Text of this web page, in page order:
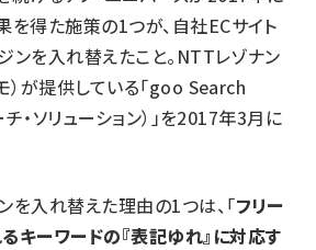
を得た施策の1つが、自社ECサイト
ンを入れ替えたこと。NTTレゾナン
）が提供している「goo Search
・ソリューション）」を2017年3月に
を入れ替えた理由の1つは、「フリー
キーワードの『表記ゆれ』に対応す